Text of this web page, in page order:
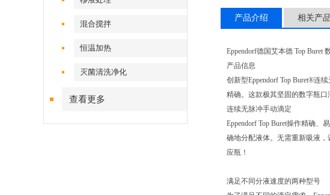
混合搅拌
恒温加热
灭菌清洗净化
查看更多
产品介绍 相关产品
Eppendorf德国艾本德 Top Buret
产品信息
创新型Eppendorf Top Buret®连
精确。这款极其坚固的数字瓶口
连续无脉冲手动滴定
Eppendorf Top Buret操作精确
确地分配液体。无需重新吸液
应瓶！
满足不同分液速度的两种型号